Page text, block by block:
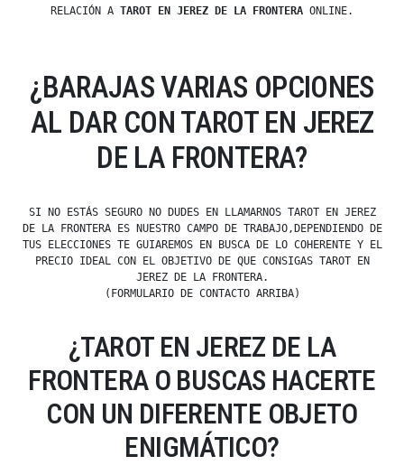
RELACIÓN A TAROT EN JEREZ DE LA FRONTERA ONLINE.
¿BARAJAS VARIAS OPCIONES
AL DAR CON TAROT EN JEREZ
DE LA FRONTERA?
SI NO ESTÁS SEGURO NO DUDES EN LLAMARNOS TAROT EN JEREZ
DE LA FRONTERA ES NUESTRO CAMPO DE TRABAJO,DEPENDIENDO DE
TUS ELECCIONES TE GUIAREMOS EN BUSCA DE LO COHERENTE Y EL
PRECIO IDEAL CON EL OBJETIVO DE QUE CONSIGAS TAROT EN
JEREZ DE LA FRONTERA.
(FORMULARIO DE CONTACTO ARRIBA)
¿TAROT EN JEREZ DE LA
FRONTERA O BUSCAS HACERTE
CON UN DIFERENTE OBJETO
ENIGMÁTICO?